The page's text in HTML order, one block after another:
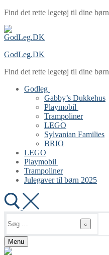
Spring
indhold
Menu
Luk
Find det rette legetøj til dine børn
GodLeg.DK
Find det rette legetøj til dine børn
Godleg
Gabby’s Dukkehus
Playmobil
Trampoliner
LEGO
Sylvanian Families
BRIO
LEGO
Playmobil
Trampoliner
Julegaver til børn 2025
efter:
Menu